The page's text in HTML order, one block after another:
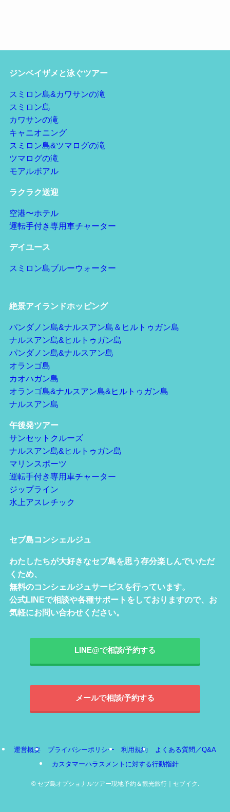
ジンベイザメと泳ぐツアー
スミロン島&カワサンの滝
スミロン島
カワサンの滝
キャニオニング
スミロン島&ツマログの滝
ツマログの滝
モアルボアル
ラクラク送迎
空港〜ホテル
運転手付き専用車チャーター
デイユース
スミロン島ブルーウォーター
絶景アイランドホッピング
パンダノン島&ナルスアン島＆ヒルトゥガン島
ナルスアン島&ヒルトゥガン島
パンダノン島&ナルスアン島
オランゴ島
カオハガン島
オランゴ島&ナルスアン島&ヒルトゥガン島
ナルスアン島
午後発ツアー
サンセットクルーズ
ナルスアン島&ヒルトゥガン島
マリンスポーツ
運転手付き専用車チャーター
ジップライン
水上アスレチック
セブ島コンシェルジュ
わたしたちが大好きなセブ島を思う存分楽しんでいただ
くため、
無料のコンシェルジュサービスを行っています。
公式LINEで相談や各種サポートをしておりますので、お
気軽にお問い合わせください。
LINE@で相談/予約する
メールで相談/予約する
運営概要 プライバシーポリシー 利用規約
よくある質問／Q&A
カスタマーハラスメントに対する行動指針
©セブ島オプショナルツアー現地予約＆観光旅行｜セブイク.